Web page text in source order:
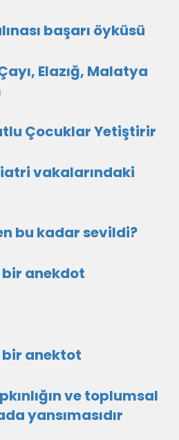
başarı öyküsü
Elazığ, Malatya
Çocuklar Yetiştirir
vakalarındaki
bu kadar sevildi?
anekdot
anektot
ve toplumsal
yansımasıdır